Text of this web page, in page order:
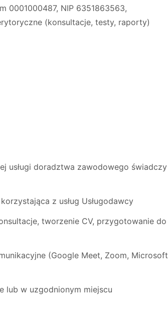
0001000487, NIP 6351863563,
(konsultacje, testy, raporty)
usługi doradztwa zawodowego świadczy
z usług Usługodawcy
tworzenie CV, przygotowanie do
(Google Meet, Zoom, Microsoft
lub w uzgodnionym miejscu